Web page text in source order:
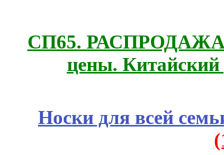
СП65. РАСПРОДАЖА!
цены.
Носки для всей